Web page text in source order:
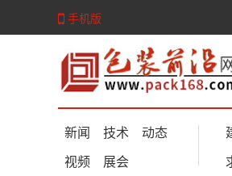
手机版
新闻 技术
动态
视频
展会